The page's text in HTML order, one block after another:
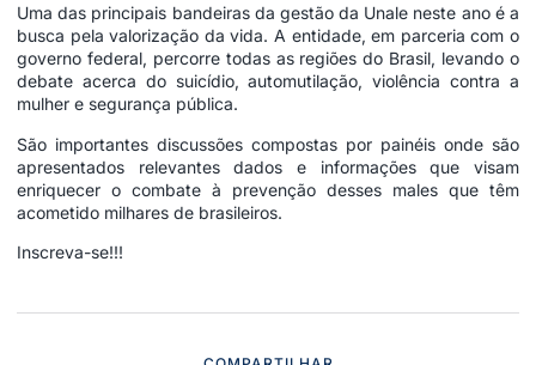
Uma das principais bandeiras da gestão da Unale neste ano é a
busca pela valorização da vida. A entidade, em parceria com o
governo federal, percorre todas as regiões do Brasil, levando o
debate acerca do suicídio, automutilação, violência contra a
mulher e segurança pública.
São importantes discussões compostas por painéis onde são
apresentados relevantes dados e informações que visam
enriquecer o combate à prevenção desses males que têm
acometido milhares de brasileiros.
Inscreva-se!!!